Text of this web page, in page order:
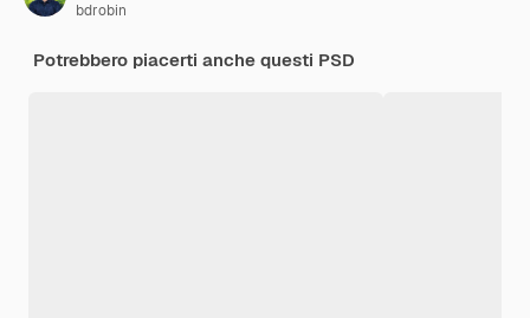
bdrobin
Potrebbero piacerti anche questi PSD